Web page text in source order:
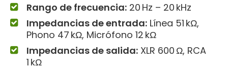
Rango de frecuencia: 20 Hz – 20 kHz
Impedancias de entrada: Línea 51 kΩ,
Phono 47 kΩ, Micrófono 12 kΩ
Impedancias de salida: XLR 600 Ω, RCA
1 kΩ